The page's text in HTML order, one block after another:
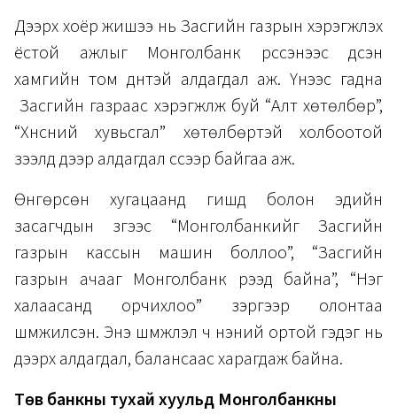
Дээрх хоёр жишээ нь Засгийн газрын хэрэгжүүлэх
ёстой ажлыг Монголбанк үүрссэнээс үүдсэн
хамгийн том дүнтэй алдагдал аж. Үүнээс гадна
Засгийн газраас хэрэгжүүлж буй “Алт хөтөлбөр”,
“Хүнсний хувьсгал” хөтөлбөртэй холбоотой
зээлүүд дээр алдагдал үүссээр байгаа аж.
Өнгөрсөн хугацаанд гишүүд болон эдийн
засагчдын зүгээс “Монголбанкийг Засгийн
газрын кассын машин боллоо”, “Засгийн
газрын ачааг Монголбанк үүрээд байна”, “Нэг
халаасанд орчихлоо” зэргээр олонтаа
шүүмжилсэн. Энэ шүүмжлэл ч үнэний ортой гэдэг нь
дээрх алдагдал, балансаас харагдаж байна.
Төв банкны тухай хуульд Монголбанкны